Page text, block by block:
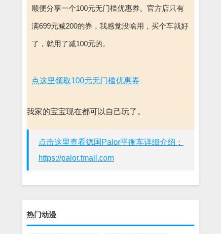
顺便分享一个100元无门槛优惠券。官方店只有
满699元减200的券，我感觉没啥用，买个车就好
了，就用了减100元的。
点这里领取100元无门槛优惠券
我家的宝宝现在都可以自己玩了。
点击这里查看德国Palor平衡车详细介绍：
https://palor.tmall.com
热门动漫